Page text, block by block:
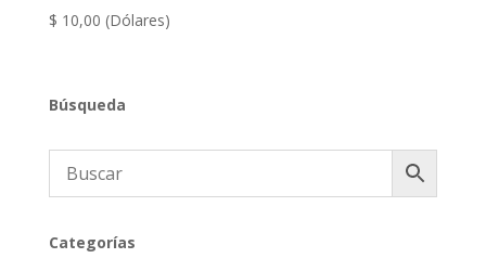
$ 10,00 (Dólares)
Búsqueda
Categorías